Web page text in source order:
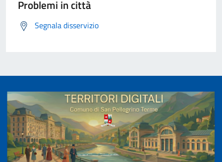
Problemi in città
Segnala disservizio